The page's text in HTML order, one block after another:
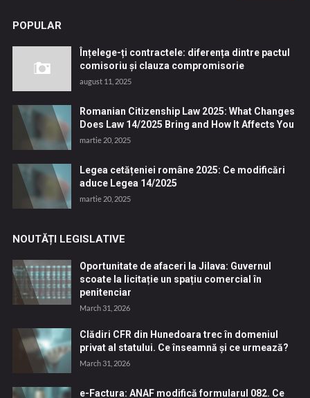
POPULAR
Înțelege-ți contractele: diferența dintre pactul
comisoriu și clauza compromisorie
august 11, 2025
Romanian Citizenship Law 2025: What Changes
Does Law 14/2025 Bring and How It Affects You
martie 20, 2025
Legea cetățeniei române 2025: Ce modificări
aduce Legea 14/2025
martie 20, 2025
NOUTĂȚI LEGISLATIVE
Oportunitate de afaceri la Jilava: Guvernul
scoate la licitație un spațiu comercial în
penitenciar
March 31, 2026
Clădiri CFR din Hunedoara trec în domeniul
privat al statului. Ce înseamnă și ce urmează?
March 31, 2026
e-Factura: ANAF modifică formularul 082. Ce